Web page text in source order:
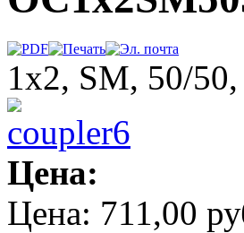
1х2, SM, 50/
Цена:
Цена: 711,00